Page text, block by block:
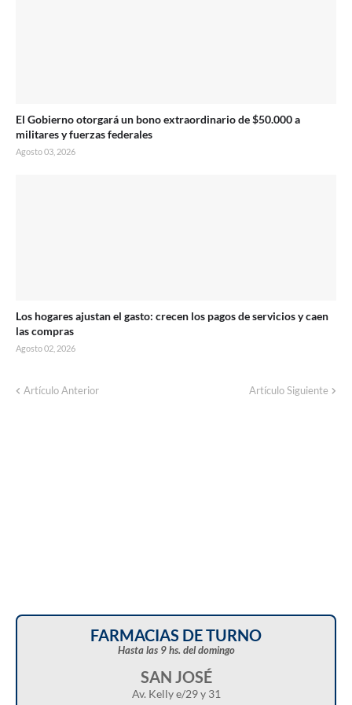
El Gobierno otorgará un bono extraordinario de $50.000 a
militares y fuerzas federales
Agosto 03, 2026
Los hogares ajustan el gasto: crecen los pagos de servicios y caen
las compras
Agosto 02, 2026
Artículo Anterior Artículo Siguiente
Corte de energía programado para este
FARMACIAS DE TURNO
Hasta las 9 hs. del domingo
SAN JOSÉ
Av. Kelly e/29 y 31